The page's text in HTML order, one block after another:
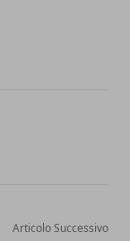
Articolo Successivo